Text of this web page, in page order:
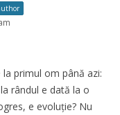
primul om până azi:
rândul e dată la o
e evoluție? Nu